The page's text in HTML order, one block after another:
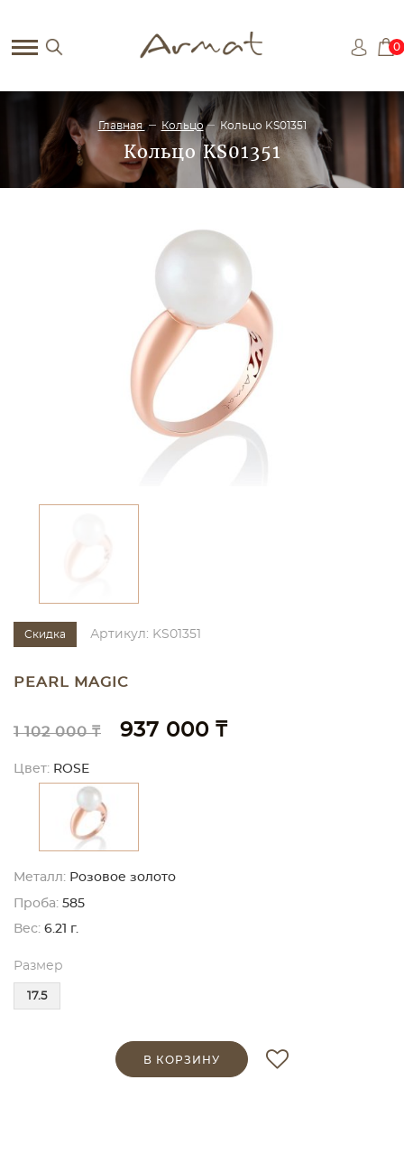
0
Главная Кольцо Кольцо KS01351
Кольцо KS01351
Скидка Артикул: KS01351
PEARL MAGIC
1 102 000 ₸ 937 000 ₸
Цвет: ROSE
Металл: Розовое золото
Проба: 585
Вес: 6.21 г.
Размер
17.5
В КОРЗИНУ